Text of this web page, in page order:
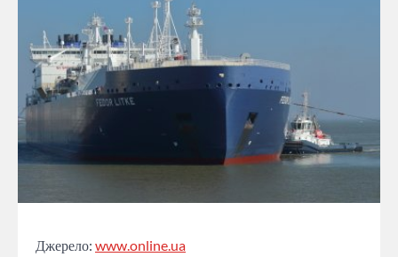
Джерело: www.online.ua